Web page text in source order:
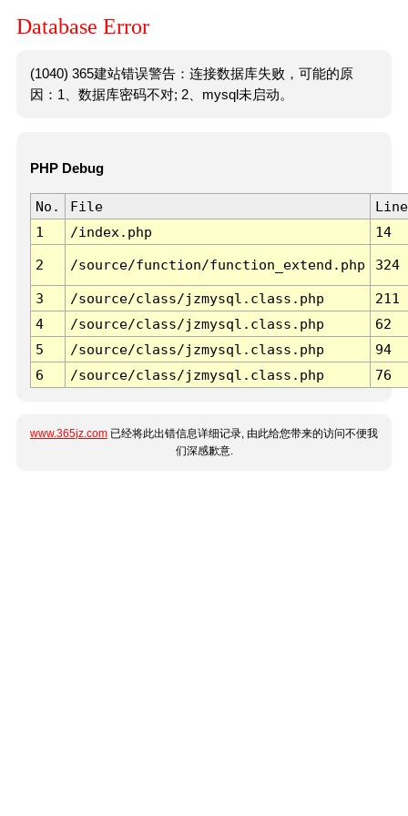
Database Error
(1040) 365建站错误警告：连接数据库失败，可能的原
因：1、数据库密码不对; 2、mysql未启动。
PHP Debug
No. File
Line
1
/index.php 14
2 /source/function/function_extend.php 324
3 /source/class/jzmysql.class.php
211
4
/source/class/jzmysql.class.php
62
5
/source/class/jzmysql.class.php
94
6
/source/class/jzmysql.class.php 76
www.365jz.com 已经将此出错信息详细记录, 由此给您带来的访问不便我
们深感歉意.